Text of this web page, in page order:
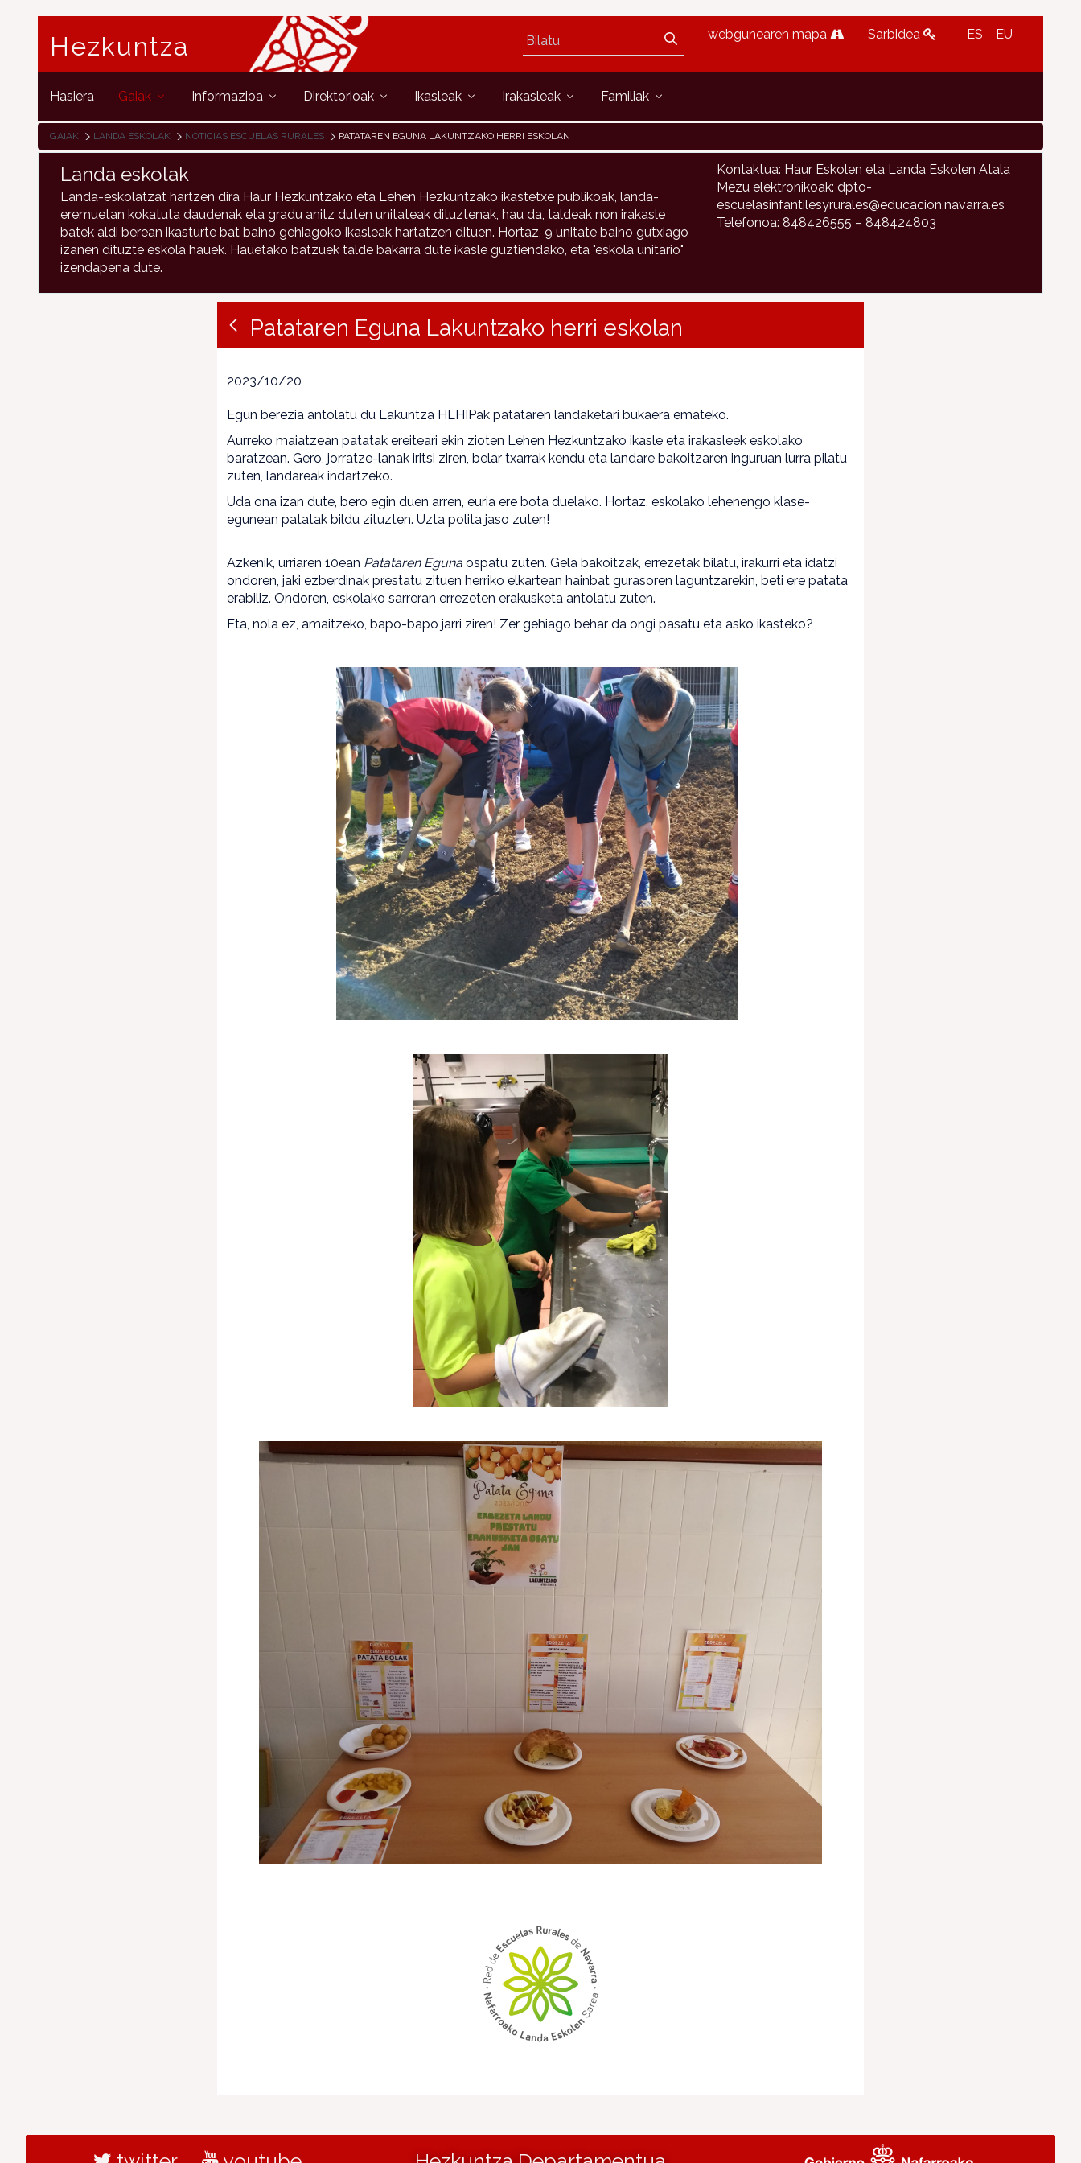
Hezkuntza webgunearen mapa Sarbidea ES EU
Hasiera Gaiak Informazioa Direktorioak Ikasleak Irakasleak Familiak
GAIAK LANDA ESKOLAK NOTICIAS ESCUELAS RURALES PATATAREN EGUNA LAKUNTZAKO HERRI ESKOLAN
Landa eskolak
Landa-eskolatzat hartzen dira Haur Hezkuntzako eta Lehen Hezkuntzako ikastetxe publikoak, landa-
eremuetan kokatuta daudenak eta gradu anitz duten unitateak dituztenak, hau da, taldeak non irakasle
batek aldi berean ikasturte bat baino gehiagoko ikasleak hartatzen dituen. Hortaz, 9 unitate baino gutxiago
izanen dituzte eskola hauek. Hauetako batzuek talde bakarra dute ikasle guztiendako, eta "eskola unitario"
izendapena dute.
Kontaktua: Haur Eskolen eta Landa Eskolen Atala
Mezu elektronikoak: dpto-
escuelasinfantilesyrurales@educacion.navarra.es
Telefonoa: 848426555 – 848424803
Patataren Eguna Lakuntzako herri eskolan
2023/10/20
Egun berezia antolatu du Lakuntza HLHIPak patataren landaketari bukaera emateko.
Aurreko maiatzean patatak ereiteari ekin zioten Lehen Hezkuntzako ikasle eta irakasleek eskolako
baratzean. Gero, jorratze-lanak iritsi ziren, belar txarrak kendu eta landare bakoitzaren inguruan lurra pilatu
zuten, landareak indartzeko.
Uda ona izan dute, bero egin duen arren, euria ere bota duelako. Hortaz, eskolako lehenengo klase-
egunean patatak bildu zituzten. Uzta polita jaso zuten!
Azkenik, urriaren 10ean Patataren Eguna ospatu zuten. Gela bakoitzak, errezetak bilatu, irakurri eta idatzi
ondoren, jaki ezberdinak prestatu zituen herriko elkartean hainbat gurasoren laguntzarekin, beti ere patata
erabiliz. Ondoren, eskolako sarreran errezeten erakusketa antolatu zuten.
Eta, nola ez, amaitzeko, bapo-bapo jarri ziren! Zer gehiago behar da ongi pasatu eta asko ikasteko?